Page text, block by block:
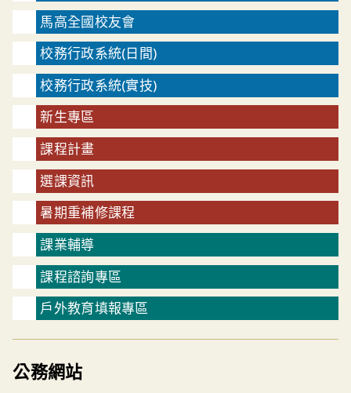
馬高全國校友會
校務行政系統(日間)
校務行政系統(實技)
新生專區
課程計畫
選課資訊
暑期重補修課程
課業輔導
課程諮詢專區
戶外教育填報專區
公務網站